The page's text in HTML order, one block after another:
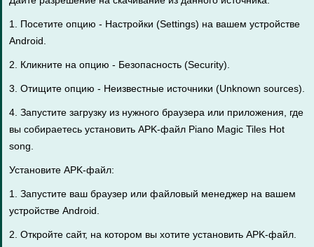
1. Посетите опцию - Настройки (Settings) на вашем устройстве
Android.
2. Кликните на опцию - Безопасность (Security).
3. Отищите опцию - Неизвестные источники (Unknown sources).
4. Запустите загрузку из нужного браузера или приложения, где
вы собираетесь установить APK-файл Piano Magic Tiles Hot
song.
Установите APK-файл:
1. Запустите ваш браузер или файловый менеджер на вашем
устройстве Android.
2. Откройте сайт, на котором вы хотите установить APK-файл.